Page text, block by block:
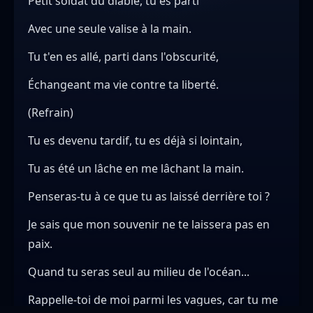
Avec une seule valise à la main.
Tu t'en es allé, parti dans l'obscurité,
Échangeant ma vie contre ta liberté.
​(Refrain)
​Tu es devenu tardif, tu es déjà si lointain,
Tu as été un lâche en me lâchant la main.
Penseras-tu à ce que tu as laissé derrière toi ?
Je sais que mon souvenir ne te laissera pas en
paix.
Quand tu seras seul au milieu de l'océan...
Rappelle-toi de moi parmi les vagues, car tu me